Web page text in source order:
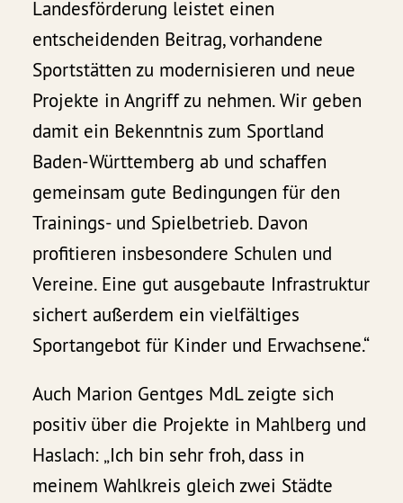
Landesförderung leistet einen
entscheidenden Beitrag, vorhandene
Sportstätten zu modernisieren und neue
Projekte in Angriff zu nehmen. Wir geben
damit ein Bekenntnis zum Sportland
Baden-Württemberg ab und schaffen
gemeinsam gute Bedingungen für den
Trainings- und Spielbetrieb. Davon
profitieren insbesondere Schulen und
Vereine. Eine gut ausgebaute Infrastruktur
sichert außerdem ein vielfältiges
Sportangebot für Kinder und Erwachsene.“
Auch Marion Gentges MdL zeigte sich
positiv über die Projekte in Mahlberg und
Haslach: „Ich bin sehr froh, dass in
meinem Wahlkreis gleich zwei Städte